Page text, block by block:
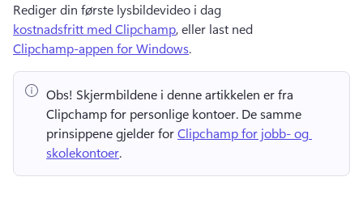
Rediger din første lysbildevideo i dag
kostnadsfritt med Clipchamp, eller last ned
Clipchamp-appen for Windows.
Obs! Skjermbildene i denne artikkelen er fra
Clipchamp for personlige kontoer. De samme
prinsippene gjelder for Clipchamp for jobb- og
skolekontoer.